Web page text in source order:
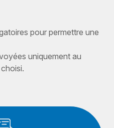
pour permettre une
uniquement au